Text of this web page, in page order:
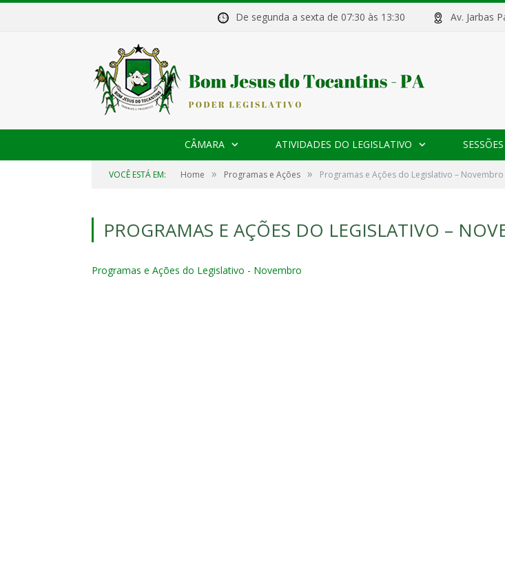
De segunda a sexta de 07:30 às 13:30 Av.
CÂMARA ATIVIDADES DO LEGISLATIVO SESSÕES
VOCÊ ESTÁ EM: Home » Programas e Ações » Programas e Ações do Legislativo – Novembro
PROGRAMAS E AÇÕES DO LEGISLATIVO –
Programas e Ações do Legislativo - Novembro